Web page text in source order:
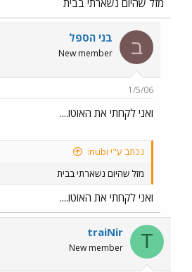
מזל שהיום נשארתי בבית
ב בני הספל
New member
1/5/06
ואני לקחתי את האוטו....
נכתב ע"י nubi:
מזל שהיום נשארתי בבית
ואני לקחתי את האוטו....
T
traiNir
New member